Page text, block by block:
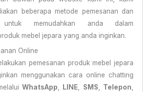
beberapa metode pemesanan dan
untuk memudahkan anda dalam
mebel jepara yang anda inginkan.
Online
pemesanan produk mebel jepara
menggunakan cara online chatting
WhatsApp, LINE, SMS, Telepon,